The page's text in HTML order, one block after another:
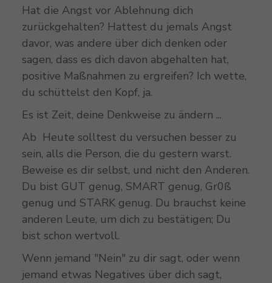
Hat die Angst vor Ablehnung dich
zurückgehalten? Hattest du jemals Angst
davor, was andere über dich denken oder
sagen, dass es dich davon abgehalten hat,
positive Maßnahmen zu ergreifen? Ich wette,
du schüttelst den Kopf, ja.
Es ist Zeit, deine Denkweise zu ändern ...
Ab Heute solltest du versuchen besser zu
sein, alls die Person, die du gestern warst.
Beweise es dir selbst, und nicht den Anderen.
Du bist GUT genug, SMART genug, Gr0ß
genug und STARK genug. Du brauchst keine
anderen Leute, um dich zu bestätigen; Du
bist schon wertvoll.
Wenn jemand "Nein" zu dir sagt, oder wenn
jemand etwas Negatives über dich sagt,